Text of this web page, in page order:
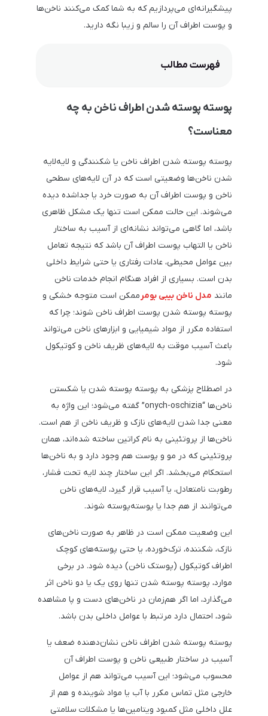
پیشگیرانه‌ای می‌پردازیم که به شما کمک می‌کنند ناخن‌ها
و پوست اطراف آن را سالم و زیبا نگه دارید.
فهرست مطالب
پوسته پوسته شدن اطراف ناخن به چه
معناست؟
پوسته پوسته شدن اطراف ناخن یا شکنندگی و لایه‌لایه
شدن ناخن‌ها وضعیتی است که در آن لایه‌های سطحی
ناخن و پوست اطراف آن به ‌صورت خرد یا جداشده دیده
می‌شوند. این حالت ممکن است تنها یک مشکل ظاهری
باشد، اما گاهی می‌تواند نشانه‌ای از آسیب به ساختار
ناخن یا التهاب پوست اطراف آن باشد که نتیجه تعامل
بین عوامل محیطی، عادات رفتاری یا حتی شرایط داخلی
بدن است. بسیاری از افراد هنگام انجام خدمات ناخن
مانند مدل ناخن بیبی بومر ممکن است متوجه خشکی و
پوسته پوسته شدن پوست اطراف ناخن شوند؛ چرا که
استفاده مکرر از مواد شیمیایی و ابزارهای ناخن می‌تواند
باعث آسیب موقت به لایه‌های ظریف ناخن و کوتیکول
شود.
در اصطلاح پزشکی به پوسته پوسته شدن یا شکستن
ناخن‌ها “onych-oschizia” گفته می‌شود؛ این واژه به
معنی جدا شدن لایه‌های نازک و ظریف ناخن از هم است.
ناخن‌ها از پروتئینی به نام کراتین ساخته شده‌اند، همان
پروتئینی که در مو و پوست هم وجود دارد و به ناخن‌ها
استحکام می‌بخشد. اگر این ساختار چند لایه تحت فشار،
رطوبت نامتعادل، یا آسیب قرار گیرد، لایه‌های ناخن
می‌توانند از هم جدا یا پوسته‌پوسته شوند.
این وضعیت ممکن است در ظاهر به صورت ناخن‌های
نازک، شکننده، ترک‌خورده، یا حتی پوسته‌های کوچک
اطراف کوتیکول (پوستک ناخن) دیده شود. در برخی
موارد، پوسته پوسته شدن تنها روی یک یا دو ناخن اثر
می‌گذارد، اما اگر هم‌زمان در ناخن‌های دست و پا مشاهده
شود، احتمال دارد مرتبط با عوامل داخلی بدن باشد.
پوسته پوسته شدن اطراف ناخن نشان‌دهنده ضعف یا
آسیب در ساختار طبیعی ناخن و پوست اطراف آن
محسوب می‌شود؛ این آسیب می‌تواند هم از عوامل
خارجی مثل تماس مکرر با آب یا مواد شوینده و هم از
علل داخلی مثل کمبود ویتامین‌ها یا مشکلات سلامتی